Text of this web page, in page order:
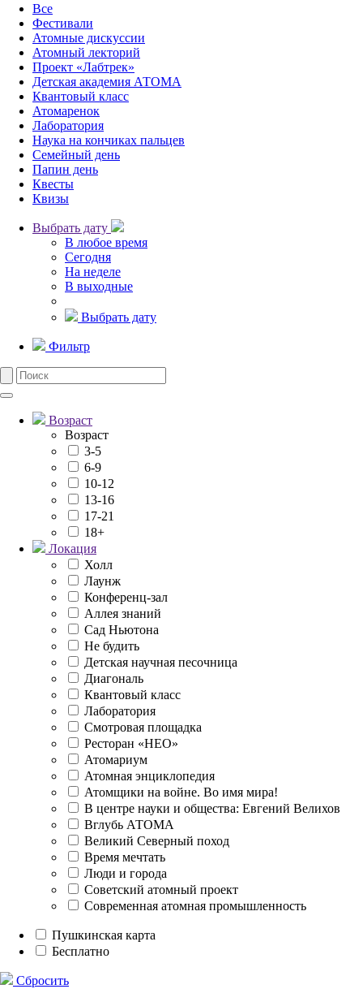
Все
Фестивали
Атомные дискуссии
Атомный лекторий
Проект «Лабтрек»
Детская академия АТОМА
Квантовый класс
Атомаренок
Лаборатория
Наука на кончиках пальцев
Семейный день
Папин день
Квесты
Квизы
Выбрать дату
В любое время
Сегодня
На неделе
В выходные
Выбрать дату
Фильтр
Возраст
Возраст
3-5
6-9
10-12
13-16
17-21
18+
Локация
Холл
Лаунж
Конференц-зал
Аллея знаний
Сад Ньютона
Не будить
Детская научная песочница
Диагональ
Квантовый класс
Лаборатория
Смотровая площадка
Ресторан «НЕО»
Атомариум
Атомная энциклопедия
Атомщики на войне. Во имя мира!
В центре науки и общества: Евгений Велихов
Вглубь АТОМА
Великий Северный поход
Время мечтать
Люди и города
Советский атомный проект
Современная атомная промышленность
Пушкинская карта
Бесплатно
Сбросить